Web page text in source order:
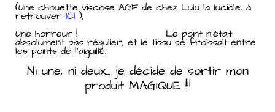
(Une chouette viscose AGF de chez Lulu la luciole, à
retrouver ICI ),
Une horreur ! Le point n’était
absolument pas régulier, et le tissu se froissait entre
les points de l’aiguille.
Ni une, ni deux… je décide de sortir mon
produit MAGIQUE !!!